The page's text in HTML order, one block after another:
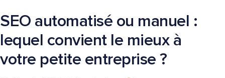
SEO automatisé ou manuel :
lequel convient le mieux à
votre petite entreprise ?